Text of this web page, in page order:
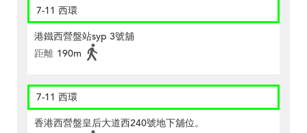
7-11 西環
港鐵西營盤站syp 3號舖
距離 190m
7-11 西環
香港西營盤皇后大道西240號地下舖位。